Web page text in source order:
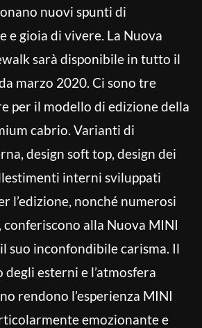
nuovi spunti di
e gioia di vivere. La Nuova
sarà disponibile in tutto il
marzo 2020. Ci sono tre
per il modello di edizione della
cabrio. Varianti di
design soft top, design dei
interni sviluppati
l’edizione, nonché numerosi
conferiscono alla Nuova MINI
suo inconfondibile carisma. Il
degli esterni e l’atmosfera
rendono l’esperienza MINI
emozionante e